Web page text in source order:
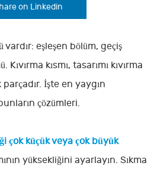
on Linkedin
eşleşen bölüm, geçiş
Kıvırma kısmı, tasarımı kıvırma
İşte en yaygın
çözümleri.
çok küçük veya çok büyük
yüksekliğini ayarlayın. Sıkma